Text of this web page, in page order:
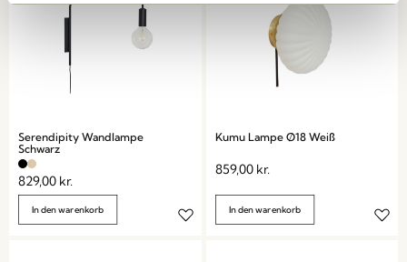
Serendipity Wandlampe
Schwarz
829,00 kr.
In den warenkorb
Kumu Lampe Ø18 Weiß
859,00 kr.
In den warenkorb